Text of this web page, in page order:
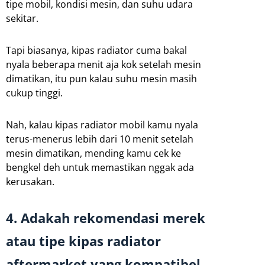
tipe mobil, kondisi mesin, dan suhu udara
sekitar.
Tapi biasanya, kipas radiator cuma bakal
nyala beberapa menit aja kok setelah mesin
dimatikan, itu pun kalau suhu mesin masih
cukup tinggi.
Nah, kalau kipas radiator mobil kamu nyala
terus-menerus lebih dari 10 menit setelah
mesin dimatikan, mending kamu cek ke
bengkel deh untuk memastikan nggak ada
kerusakan.
4. Adakah rekomendasi merek
atau tipe kipas radiator